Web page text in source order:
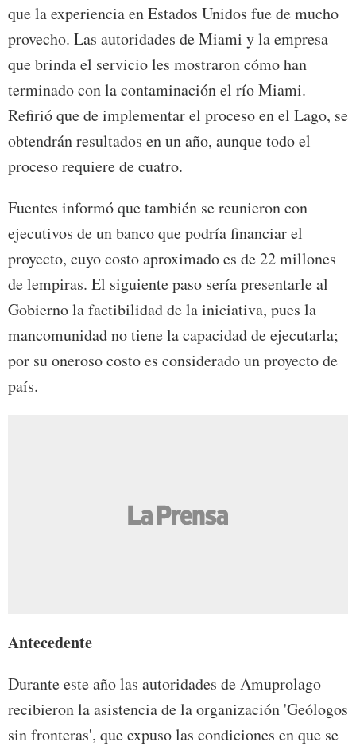
que la experiencia en Estados Unidos fue de mucho
provecho. Las autoridades de Miami y la empresa
que brinda el servicio les mostraron cómo han
terminado con la contaminación el río Miami.
Refirió que de implementar el proceso en el Lago, se
obtendrán resultados en un año, aunque todo el
proceso requiere de cuatro.
Fuentes informó que también se reunieron con
ejecutivos de un banco que podría financiar el
proyecto, cuyo costo aproximado es de 22 millones
de lempiras. El siguiente paso sería presentarle al
Gobierno la factibilidad de la iniciativa, pues la
mancomunidad no tiene la capacidad de ejecutarla;
por su oneroso costo es considerado un proyecto de
país.
Antecedente
Durante este año las autoridades de Amuprolago
recibieron la asistencia de la organización 'Geólogos
sin fronteras', que expuso las condiciones en que se